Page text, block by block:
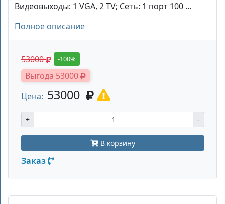
Видеовыходы: 1 VGA, 2 TV; Сеть: 1 порт 100 ...
Полное описание
53000 -100%
Выгода 53000
Цена: 53000
+ -
В корзину
Заказ